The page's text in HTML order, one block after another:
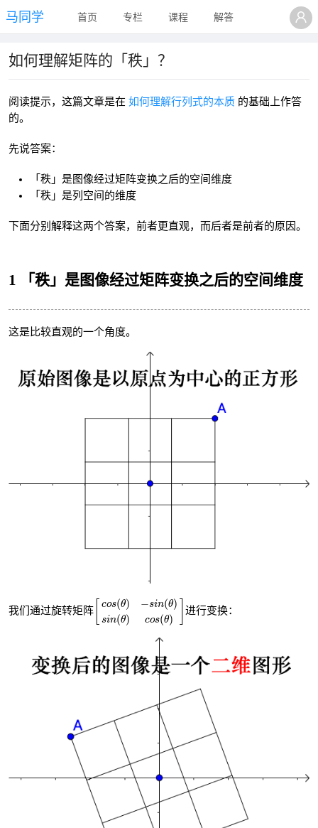
马同学 首页 专栏 课程 解答
如何理解矩阵的「秩」？
阅读提示，这篇文章是在 如何理解行列式的本质 的基础上作答
的。
先说答案：
「秩」是图像经过矩阵变换之后的空间维度
「秩」是列空间的维度
下面分别解释这两个答案，前者更直观，而后者是前者的原因。
1 「秩」是图像经过矩阵变换之后的空间维度
这是比较直观的一个角度。
我们通过旋转矩阵
cos(θ) −sin(θ)
sin(θ) cos(θ) ]
[c θ)− s n(θ c
进行变换：